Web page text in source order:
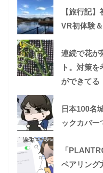
【旅行記
VR初体験
連続で花が
ト。対策
ができてる
日本100名
ックカバー
「
ペアリング